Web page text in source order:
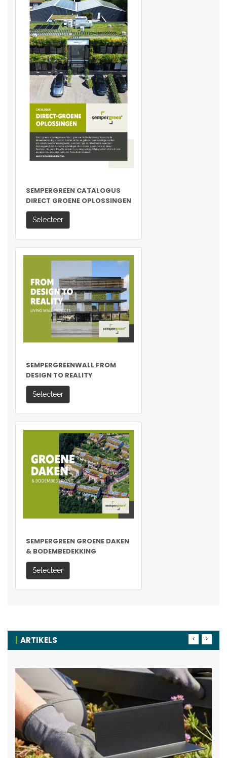
SEMPERGREEN CATALOGUS
DIRECT GROENE OPLOSSINGEN
Selecteer
SEMPERGREENWALL FROM
DESIGN TO REALITY
Selecteer
SEMPERGREEN GROENE DAKEN
& BODEMBEDEKKING
Selecteer
ARTIKELS